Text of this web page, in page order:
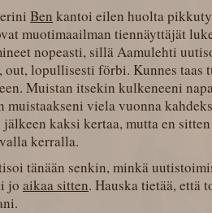
Ben kantoi eilen huolta
muotimaailman tiennäyttäjät
nopeasti, sillä Aamulehti
out, lopullisesti förbi. Kunnes taas
Muistan itsekin kulkeneeni
muistaakseni viela vuonna
jälkeen kaksi kertaa, mutta en
kerralla.
tänään senkin, minkä
jo aikaa sitten. Hauska tietää, että